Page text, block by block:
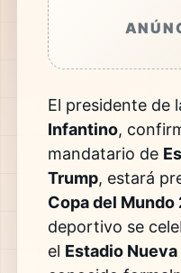
El presidente de
Infantino,
mandatario de
Trump, estará
Copa del Mundo
deportivo se
el Estadio